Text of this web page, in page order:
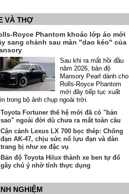
VÀ THỢ
Royce Phantom khoác lớp áo mới
sang chảnh sau màn "dao kéo" của
Sau khi ra mắt hồi đầu
năm 2026, bản độ
Mansory Pearl dành cho
Rolls-Royce Phantom
mới đây tiếp tục xuất
trong bộ ảnh chụp ngoài trời.
Toyota Fortuner thế hệ mới đã có "bản
sao" ngoài đời dù chưa ra mắt toàn cầu
Cận cảnh Lexus LX 700 bọc thép: Chống
đạn AK-47, chịu sức nổ lựu đạn và dàn
trang bị như xe đặc vụ
Bản độ Toyota Hilux thành xe ben tự đổ
gây chú ý nhờ tính thực dụng
NGHIỆM